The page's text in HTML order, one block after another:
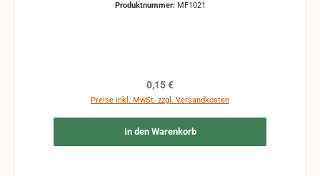
Produktnummer: MF1021
Regulärer Preis:
0,15 €
Preise inkl. MwSt. zzgl. Versandkosten
In den Warenkorb